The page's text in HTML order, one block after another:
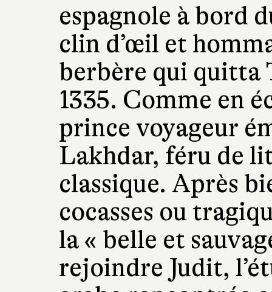
espagnole à bord
clin d’œil et
berbère qui quitta
1335. Comme en
prince voyageur
Lakhdar, féru de
classique. Après
cocasses ou
la « belle et
rejoindre Judit,